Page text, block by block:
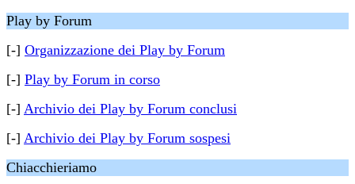
Play by Forum
[-] Organizzazione dei Play by Forum
[-] Play by Forum in corso
[-] Archivio dei Play by Forum conclusi
[-] Archivio dei Play by Forum sospesi
Chiacchieriamo